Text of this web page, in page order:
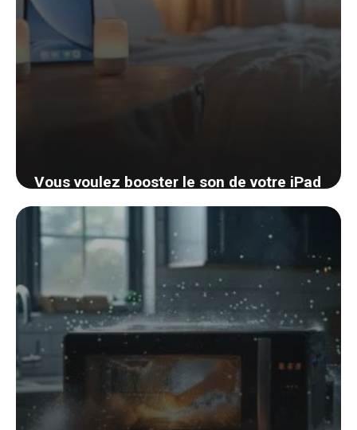
Vous voulez booster le son de votre iPad
? Découvrez une astuce simple et
presque gratuite
4 septembre 2024